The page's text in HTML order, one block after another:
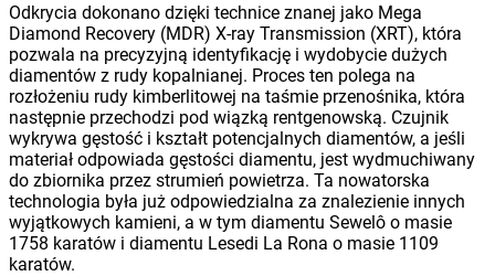
Odkrycia dokonano dzięki technice znanej jako Mega
Diamond Recovery (MDR) X-ray Transmission (XRT), która
pozwala na precyzyjną identyfikację i wydobycie dużych
diamentów z rudy kopalnianej. Proces ten polega na
rozłożeniu rudy kimberlitowej na taśmie przenośnika, która
następnie przechodzi pod wiązką rentgenowską. Czujnik
wykrywa gęstość i kształt potencjalnych diamentów, a jeśli
materiał odpowiada gęstości diamentu, jest wydmuchiwany
do zbiornika przez strumień powietrza. Ta nowatorska
technologia była już odpowiedzialna za znalezienie innych
wyjątkowych kamieni, a w tym diamentu Sewelô o masie
1758 karatów i diamentu Lesedi La Rona o masie 1109
karatów.